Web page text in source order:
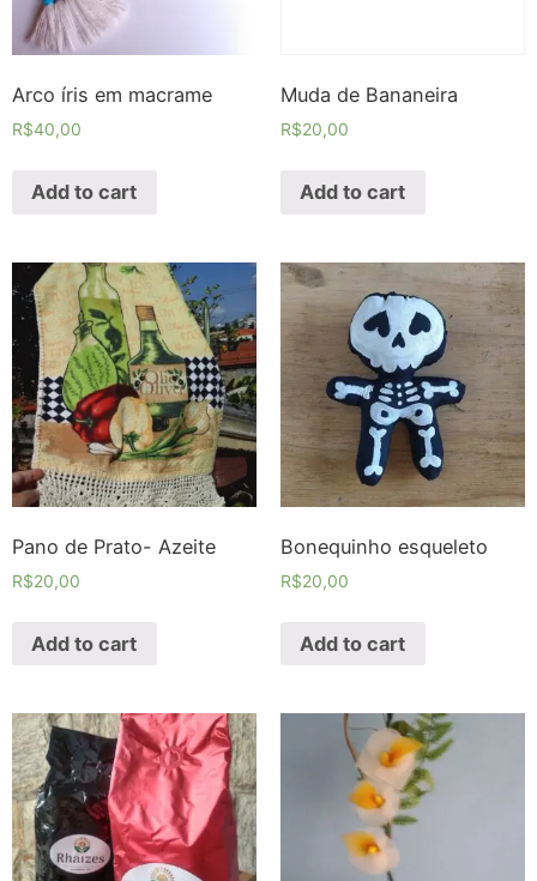
Arco íris em macrame
R$40,00
Add to cart
Muda de Bananeira
R$20,00
Add to cart
Pano de Prato- Azeite
R$20,00
Add to cart
Bonequinho esqueleto
R$20,00
Add to cart